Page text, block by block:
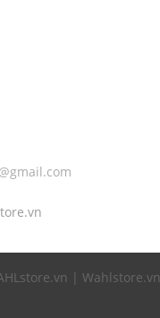
| Wahlstore.vn